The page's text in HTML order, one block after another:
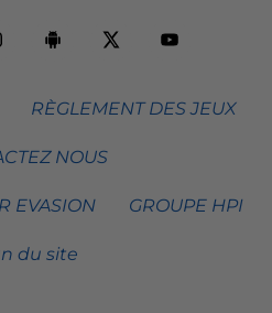
RÈGLEMENT DES JEUX
NOUS
EVASION GROUPE HPI
du site